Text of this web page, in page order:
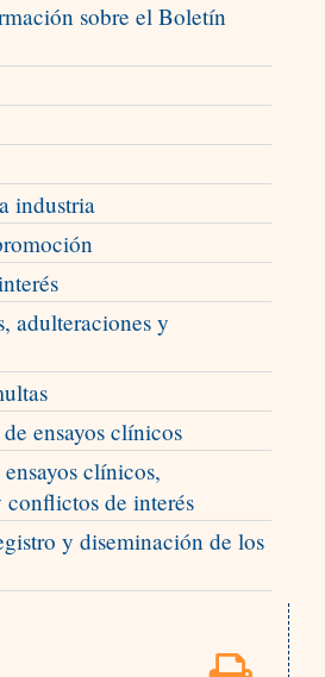
sobre el Boletín
industria
adulteraciones y
ensayos clínicos
clínicos,
de interés
y diseminación de los